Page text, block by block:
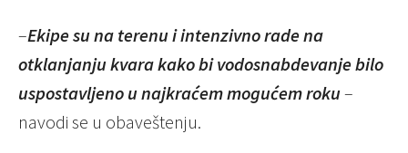
–Ekipe su na terenu i intenzivno rade na
otklanjanju kvara kako bi vodosnabdevanje bilo
uspostavljeno u najkraćem mogućem roku–
navodi se u obaveštenju.